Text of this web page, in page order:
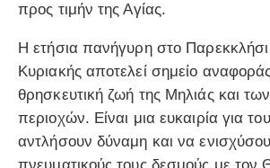
προς τιμήν της Αγίας.
Η ετήσια πανήγυρη στο Παρεκκλήσι
Κυριακής αποτελεί σημείο
θρησκευτική ζωή της Μηλιάς και
περιοχών. Είναι μια ευκαιρία για
αντλήσουν δύναμη και να